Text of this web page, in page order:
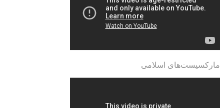
مارکسیست‌های اسلامی